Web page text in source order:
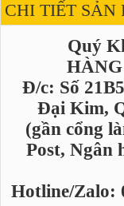
CHI TIẾT SẢN
Quý
Đ/c: Số
Đại Kim,
(gần cổng
Post, Ngân
Hotline/Zalo: